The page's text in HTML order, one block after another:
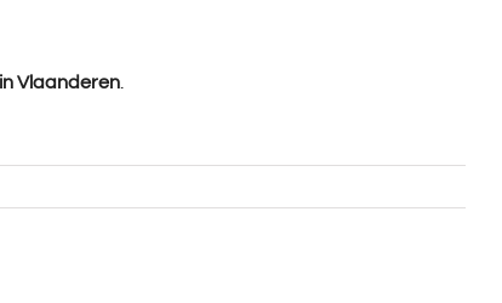
Vlaanderen